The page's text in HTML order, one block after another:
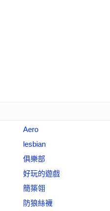
Aero
lesbian
俱樂部
好玩的遊戲
簡築翎
防狼絲襪